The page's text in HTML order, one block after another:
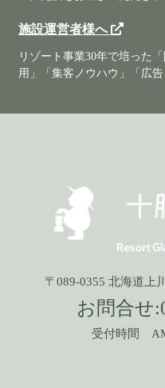
施設運営者様へ
リゾート事業30年で培った
用」「集客ノウハウ」「広
〒089-0355 北海道上
お問合せ:
受付時間